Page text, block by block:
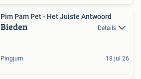
Pim Pam Pet - Het Juiste Antwoord
Bieden Details
Pingjum 18 jul 26